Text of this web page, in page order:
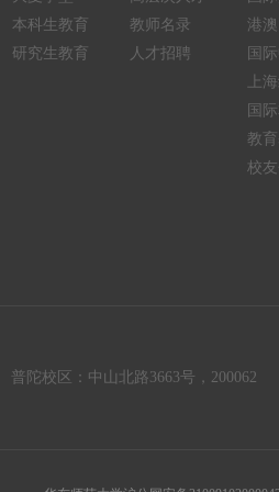
本科生教育
研究生教育
教师名录
人才招聘
港
国
上
国
教
校
普陀校区：中山北路3663号，200062